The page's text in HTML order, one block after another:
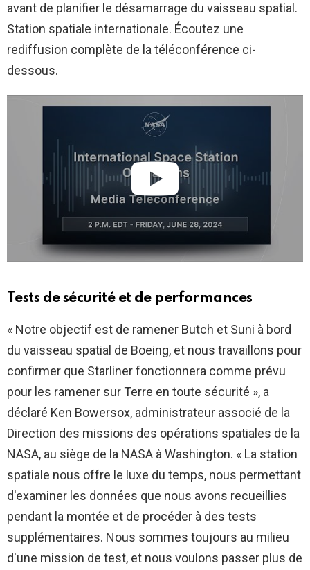
avant de planifier le désamarrage du vaisseau spatial.
Station spatiale internationale. Écoutez une
rediffusion complète de la téléconférence ci-
dessous.
Tests de sécurité et de performances
« Notre objectif est de ramener Butch et Suni à bord
du vaisseau spatial de Boeing, et nous travaillons pour
confirmer que Starliner fonctionnera comme prévu
pour les ramener sur Terre en toute sécurité », a
déclaré Ken Bowersox, administrateur associé de la
Direction des missions des opérations spatiales de la
NASA, au siège de la NASA à Washington. « La station
spatiale nous offre le luxe du temps, nous permettant
d'examiner les données que nous avons recueillies
pendant la montée et de procéder à des tests
supplémentaires. Nous sommes toujours au milieu
d'une mission de test, et nous voulons passer plus de